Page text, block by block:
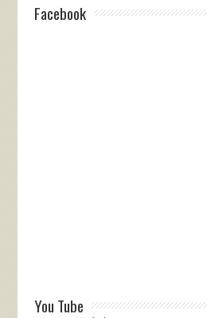
Facebook
You Tube